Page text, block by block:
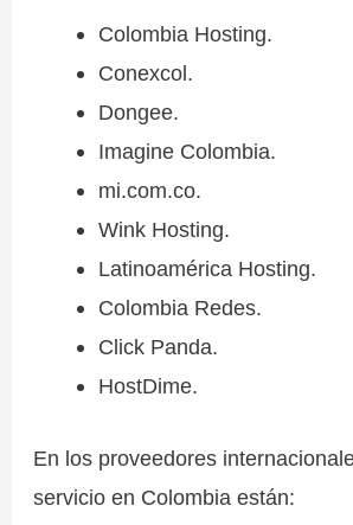
Colombia Hosting.
Conexcol.
Dongee.
Imagine Colombia.
mi.com.co.
Wink Hosting.
Latinoamérica Hosting.
Colombia Redes.
Click Panda.
HostDime.
En los proveedores
servicio en Colombia están: